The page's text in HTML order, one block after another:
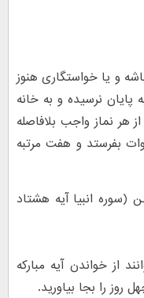
و یا خواستگاری هنوز
پایان نرسیده و به خانه
نماز واجب بلافاصله
بفرستد و هفت مرتبه
(سوره انبیا آیه هشتاد
از خواندن آیه مبارکه
روز را بجا بیاورید.